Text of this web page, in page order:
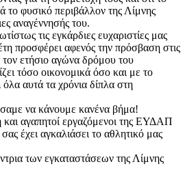
φυσικό περιβάλλον της Λίμνης
αναγέννησής του.
τις εγκάρδιες ευχαριστίες μας
προσφέρει αφενός την πρόσβαση στις
τον ετήσιο αγώνα δρόμου του
τόσο οικονομικά όσο και με το
αυτά τα χρόνια δίπλα στη
να κάνουμε κανένα βήμα!
αγαπητοί εργαζόμενοι της ΕΥΔΑΠ
έχει αγκαλιάσει το αθλητικό μας
των εγκαταστάσεων της Λίμνης